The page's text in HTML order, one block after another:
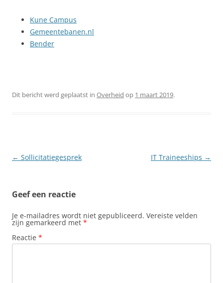
Kune Campus
Gemeentebanen.nl
Bender
Dit bericht werd geplaatst in Overheid op 1 maart 2019.
Berichtnavigatie
← Sollicitatiegesprek IT Traineeships →
Geef een reactie
Je e-mailadres wordt niet gepubliceerd. Vereiste velden
zijn gemarkeerd met *
Reactie *